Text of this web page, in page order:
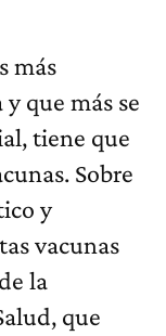
más
que más se
tiene que
Sobre
y
vacunas
la
que